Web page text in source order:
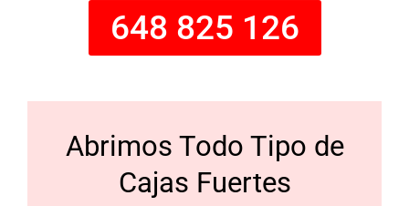
648 825 126
Abrimos Todo Tipo de
Cajas Fuertes